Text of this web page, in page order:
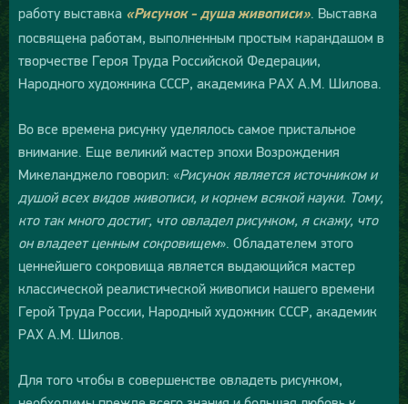
работу выставка «Рисунок - душа живописи». Выставка
посвящена работам, выполненным простым карандашом в
творчестве Героя Труда Российской Федерации,
Народного художника СССР, академика РАХ А.М. Шилова.
Во все времена рисунку уделялось самое пристальное
внимание. Еще великий мастер эпохи Возрождения
Микеланджело говорил: «Рисунок является источником и
душой всех видов живописи, и корнем всякой науки. Тому,
кто так много достиг, что овладел рисунком, я скажу, что
он владеет ценным сокровищем». Обладателем этого
ценнейшего сокровища является выдающийся мастер
классической реалистической живописи нашего времени
Герой Труда России, Народный художник СССР, академик
РАХ А.М. Шилов.
Для того чтобы в совершенстве овладеть рисунком,